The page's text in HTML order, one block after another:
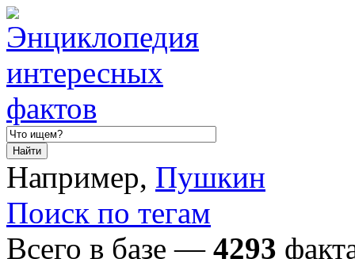
Например, Пушкин
Поиск по тегам
Всего в базе — 4293